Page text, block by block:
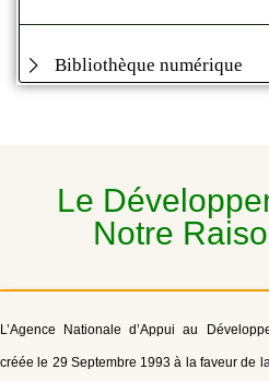
Bibliothèque numérique
Le
Notre
L’Agence Nationale d’Appui au
créée le 29 Septembre 1993 à la faveur de